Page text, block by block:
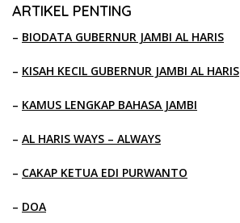
ARTIKEL PENTING
– BIODATA GUBERNUR JAMBI AL HARIS
– KISAH KECIL GUBERNUR JAMBI AL HARIS
– KAMUS LENGKAP BAHASA JAMBI
– AL HARIS WAYS – ALWAYS
– CAKAP KETUA EDI PURWANTO
– DOA